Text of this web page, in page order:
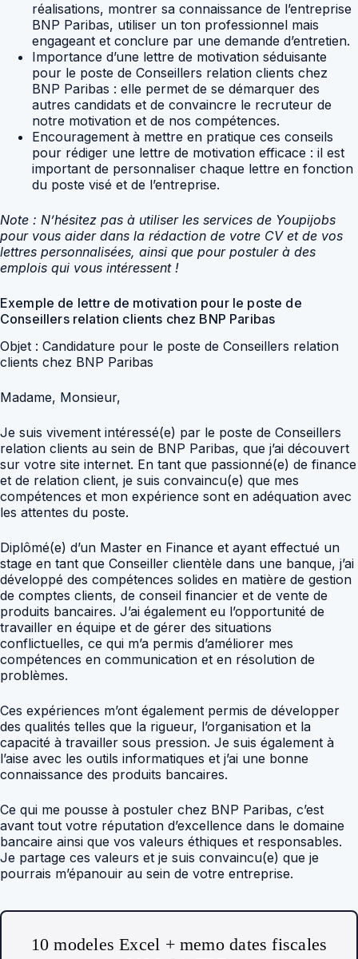
réalisations, montrer sa connaissance de l’entreprise
BNP Paribas, utiliser un ton professionnel mais
engageant et conclure par une demande d’entretien.
Importance d’une lettre de motivation séduisante
pour le poste de Conseillers relation clients chez
BNP Paribas : elle permet de se démarquer des
autres candidats et de convaincre le recruteur de
notre motivation et de nos compétences.
Encouragement à mettre en pratique ces conseils
pour rédiger une lettre de motivation efficace : il est
important de personnaliser chaque lettre en fonction
du poste visé et de l’entreprise.
Note : N’hésitez pas à utiliser les services de Youpijobs
pour vous aider dans la rédaction de votre CV et de vos
lettres personnalisées, ainsi que pour postuler à des
emplois qui vous intéressent !
Exemple de lettre de motivation pour le poste de
Conseillers relation clients chez BNP Paribas
Objet : Candidature pour le poste de Conseillers relation
clients chez BNP Paribas
Madame, Monsieur,
Je suis vivement intéressé(e) par le poste de Conseillers
relation clients au sein de BNP Paribas, que j’ai découvert
sur votre site internet. En tant que passionné(e) de finance
et de relation client, je suis convaincu(e) que mes
compétences et mon expérience sont en adéquation avec
les attentes du poste.
Diplômé(e) d’un Master en Finance et ayant effectué un
stage en tant que Conseiller clientèle dans une banque, j’ai
développé des compétences solides en matière de gestion
de comptes clients, de conseil financier et de vente de
produits bancaires. J’ai également eu l’opportunité de
travailler en équipe et de gérer des situations
conflictuelles, ce qui m’a permis d’améliorer mes
compétences en communication et en résolution de
problèmes.
Ces expériences m’ont également permis de développer
des qualités telles que la rigueur, l’organisation et la
capacité à travailler sous pression. Je suis également à
l’aise avec les outils informatiques et j’ai une bonne
connaissance des produits bancaires.
Ce qui me pousse à postuler chez BNP Paribas, c’est
avant tout votre réputation d’excellence dans le domaine
bancaire ainsi que vos valeurs éthiques et responsables.
Je partage ces valeurs et je suis convaincu(e) que je
pourrais m’épanouir au sein de votre entreprise.
10 modeles Excel + memo dates fiscales